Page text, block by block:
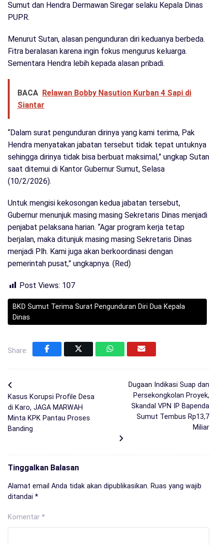
Sumut dan Hendra Dermawan Siregar selaku Kepala Dinas
PUPR.
Menurut Sutan, alasan pengunduran diri keduanya berbeda.
Fitra beralasan karena ingin fokus mengurus keluarga.
Sementara Hendra lebih kepada alasan pribadi.
BACA Relawan Bobby Nasution Kurban 4 Sapi di
Siantar
“Dalam surat pengunduran dirinya yang kami terima, Pak
Hendra menyatakan jabatan tersebut tidak tepat untuknya
sehingga dirinya tidak bisa berbuat maksimal,” ungkap Sutan
saat ditemui di Kantor Gubernur Sumut, Selasa
(10/2/2026).
Untuk mengisi kekosongan kedua jabatan tersebut,
Gubernur menunjuk masing masing Sekretaris Dinas menjadi
penjabat pelaksana harian. “Agar program kerja tetap
berjalan, maka ditunjuk masing masing Sekretaris Dinas
menjadi Plh. Kami juga akan berkoordinasi dengan
pemerintah pusat,” ungkapnya. (Red)
Post Views: 107
BKD Sumut Terima Surat Pengunduran Diri Dua Kepala
Dinas
Share:
Kasus Korupsi Profile Desa
di Karo, JAGA MARWAH
Minta KPK Pantau Proses
Banding
Dugaan Indikasi Suap dan
Persekongkolan Proyek,
Skandal VPN IP Bapenda
Sumut Tembus Rp13,7
Miliar
Tinggalkan Balasan
Alamat email Anda tidak akan dipublikasikan.
Ruas yang wajib
ditandai *
Komentar *